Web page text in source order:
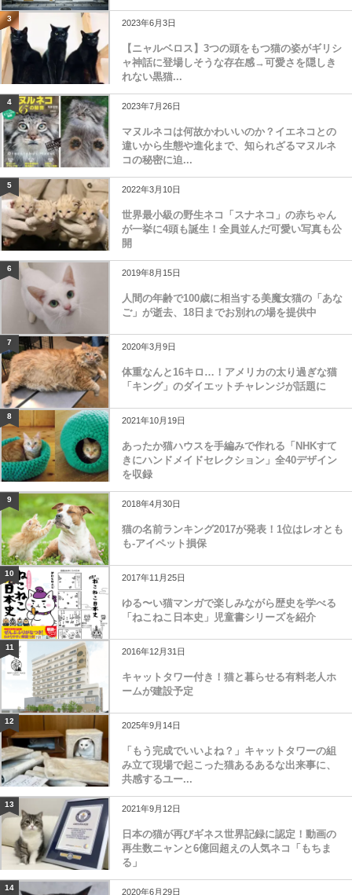
3 2023年6月3日
【ニャルベロス】3つの頭をもつ猫の姿がギリシ
ャ神話に登場しそうな存在感→可愛さを隠しき
れない黒猫...
4 2023年7月26日
マヌルネコは何故かわいいのか？イエネコとの
違いから生態や進化まで、知られざるマヌルネ
コの秘密に迫...
5 2022年3月10日
世界最小級の野生ネコ「スナネコ」の赤ちゃん
が一挙に4頭も誕生！全員並んだ可愛い写真も公
開
6 2019年8月15日
人間の年齢で100歳に相当する美魔女猫の「あな
ご」が逝去、18日までお別れの場を提供中
7 2020年3月9日
体重なんと16キロ…！アメリカの太り過ぎな猫
「キング」のダイエットチャレンジが話題に
8 2021年10月19日
あったか猫ハウスを手編みで作れる「NHKすて
きにハンドメイドセレクション」全40デザイン
を収録
9 2018年4月30日
猫の名前ランキング2017が発表！1位はレオとも
も-アイペット損保
10 2017年11月25日
ゆる〜い猫マンガで楽しみながら歴史を学べる
「ねこねこ日本史」児童書シリーズを紹介
11 2016年12月31日
キャットタワー付き！猫と暮らせる有料老人ホ
ームが建設予定
12 2025年9月14日
「もう完成でいいよね？」キャットタワーの組
み立て現場で起こった猫あるあるな出来事に、
共感するユー...
13 2021年9月12日
日本の猫が再びギネス世界記録に認定！動画の
再生数ニャンと6億回超えの人気ネコ「もちま
る」
14 2020年6月29日